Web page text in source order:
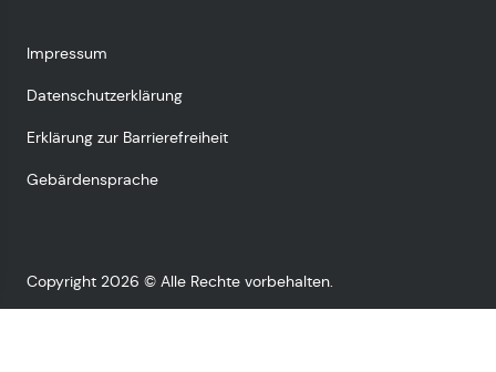
Impressum
Datenschutzerklärung
Erklärung zur Barrierefreiheit
Gebärdensprache
Copyright 2026 © Alle Rechte vorbehalten.